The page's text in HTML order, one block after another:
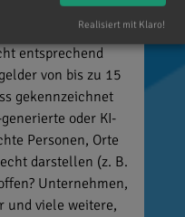
entsprechend
von bis zu 15
gekennzeichnet
oder KI-
Personen, Orte
darstellen (z. B.
Unternehmen,
und viele weitere,
Realisiert mit Klaro!